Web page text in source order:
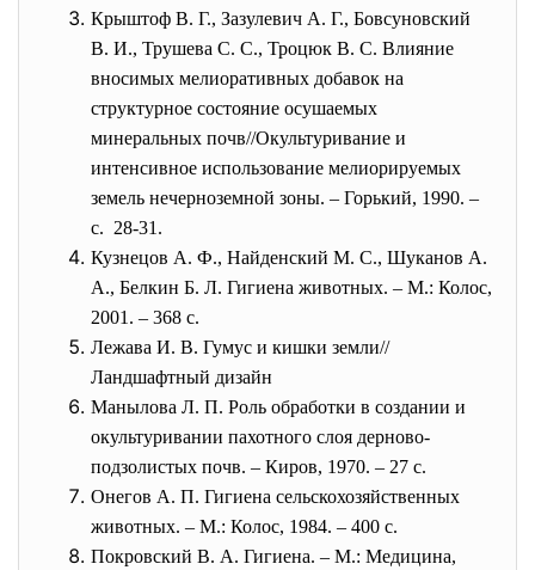
Крыштоф В. Г., Зазулевич А. Г., Бовсуновский
В. И., Трушева С. С., Троцюк В. С. Влияние
вносимых мелиоративных добавок на
структурное состояние осушаемых
минеральных почв//Окультуривание и
интенсивное использование мелиорируемых
земель нечерноземной зоны. – Горький, 1990. –
с. 28-31.
Кузнецов А. Ф., Найденский М. С., Шуканов А.
А., Белкин Б. Л. Гигиена животных. – М.: Колос,
2001. – 368 с.
Лежава И. В. Гумус и кишки земли//
Ландшафтный дизайн
Манылова Л. П. Роль обработки в создании и
окультуривании пахотного слоя дерново-
подзолистых почв. – Киров, 1970. – 27 с.
Онегов А. П. Гигиена сельскохозяйственных
животных. – М.: Колос, 1984. – 400 с.
Покровский В. А. Гигиена. – М.: Медицина,